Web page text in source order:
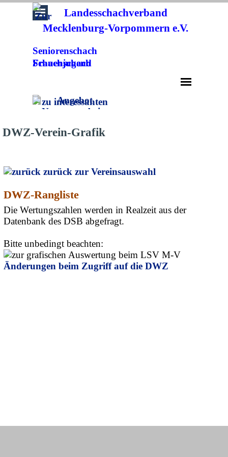
Direkt zum Seiteninhalt
Landesschachverband
Mecklenburg-Vorpommern e.V.
Frauenschach
Schachjugend
Seniorenschach
Menü überspringen
DWZ-Verein-Grafik
zurück zur Vereinsauswahl
DWZ-Rangliste
Die Wertungszahlen werden in Realzeit aus der
Datenbank des DSB abgefragt.
Bitte unbedingt beachten:
Änderungen beim Zugriff auf die DWZ